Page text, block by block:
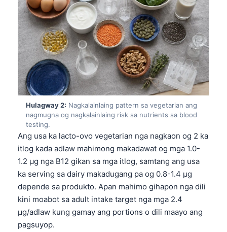
Hulagway 2: Nagkalainlaing pattern sa vegetarian ang
nagmugna og nagkalainlaing risk sa nutrients sa blood
testing.
Ang usa ka lacto-ovo vegetarian nga nagkaon og 2 ka
itlog kada adlaw mahimong makadawat og mga 1.0-
1.2 µg nga B12 gikan sa mga itlog, samtang ang usa
ka serving sa dairy makadugang pa og 0.8-1.4 µg
depende sa produkto. Apan mahimo gihapon nga dili
kini moabot sa adult intake target nga mga 2.4
µg/adlaw kung gamay ang portions o dili maayo ang
pagsuyop.